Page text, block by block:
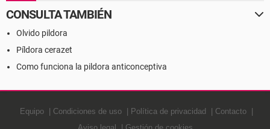
CONSULTA TAMBIÉN
Olvido pildora
Píldora cerazet
Como funciona la pildora anticonceptiva
Equipo Condiciones de uso Política de privacidad
Contacto